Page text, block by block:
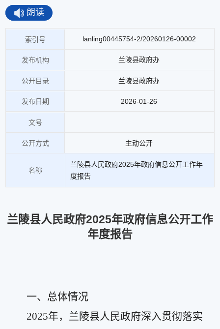
朗读
索引号 lanling00445754-2/20260126-00002
发布机构 兰陵县政府办
公开目录 兰陵县政府办
发布日期 2026-01-26
文号
公开方式 主动公开
名称
兰陵县人民政府2025年政府信息公开工作年
度报告
兰陵县人民政府2025年政府信息公开工作
年度报告
一、总体情况
2025年，兰陵县人民政府深入贯彻落实